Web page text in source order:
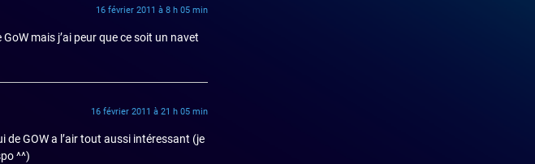
16 février 2011 à 8 h 05 min
mais j’ai peur que ce soit un navet
16 février 2011 à 21 h 05 min
de GOW a l’air tout aussi intéressant (je
^^)